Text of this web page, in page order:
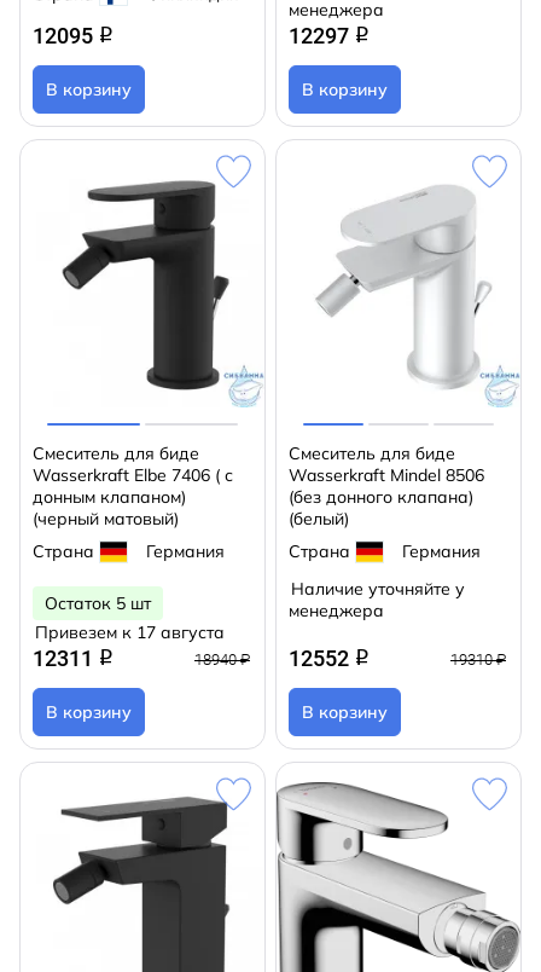
12095 q
В корзину
менеджера
12297 q
В корзину
Смеситель для биде
Wasserkraft Elbe 7406 ( с
донным клапаном)
(черный матовый)
Страна
Германия
Остаток 5 шт
Привезем к 17 августа
12311 q 18940 ₽
В корзину
Смеситель для биде
Wasserkraft Mindel 8506
(без донного клапана)
(белый)
Страна
Германия
Наличие уточняйте у
менеджера
12552 q 19310 ₽
В корзину